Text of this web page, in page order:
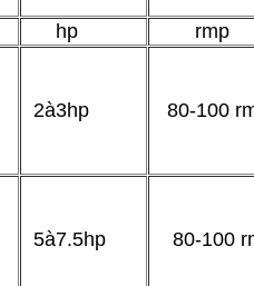
hp rmp
2à3hp 80-100
5à7.5hp 80-100